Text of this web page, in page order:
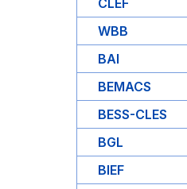
CLEF
WBB
BAI
BEMACS
BESS-CLES
BGL
BIEF